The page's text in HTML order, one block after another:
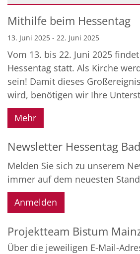
Datum: 13. Juni 2025
Mithilfe beim Hessentag
13. Juni 2025 - 22. Juni 2025
Vom 13. bis 22. Juni 2025
Hessentag statt. Als Kirche
sein! Damit dieses
wird, benötigen wir Ihre
Mehr
Newsletter Hessentag
Melden Sie sich zu unserem
immer auf dem neuesten
Anmelden
Projektteam Bistum
Über die jeweiligen E-Mail-